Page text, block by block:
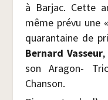
à Bar­jac. Cette
même pré­vu une
qua­ran­taine de
Ber­nard Vas­seur
son Ara­gon-
Chanson.